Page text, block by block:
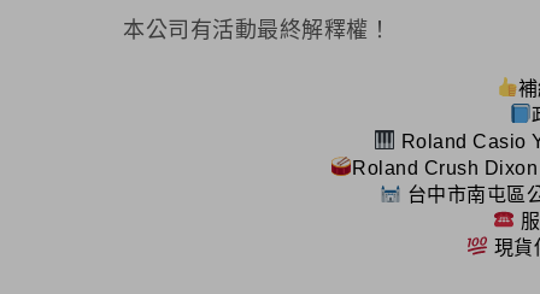
本公司有活動最終解釋權！
Roland Casio
Roland Crush
台中市南屯區
現貨